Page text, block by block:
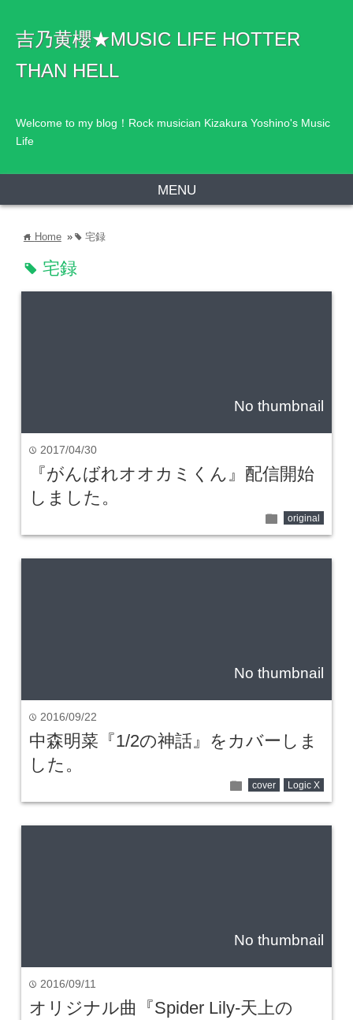
吉乃黄櫻★MUSIC LIFE HOTTER
THAN HELL
Welcome to my blog！Rock musician Kizakura Yoshino's Music
Life
MENU
home Home » tag 宅録
tag 宅録
No thumbnail
time 2017/04/30
『がんばれオオカミくん』配信開始
しました。
folder original
No thumbnail
time 2016/09/22
中森明菜『1/2の神話』をカバーしま
した。
folder cover Logic X
No thumbnail
time 2016/09/11
オリジナル曲『Spider Lily-天上の